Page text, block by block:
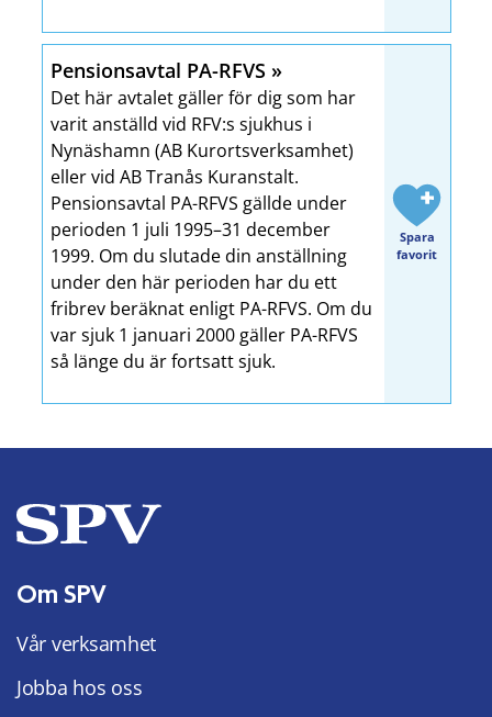
Pensionsavtal PA-RFVS
Det här avtalet gäller för dig som har
varit anställd vid RFV:s sjukhus i
Nynäshamn (AB Kurortsverksamhet)
eller vid AB Tranås Kuranstalt.
Pensionsavtal PA-RFVS gällde under
perioden 1 juli 1995–31 december
1999. Om du slutade din anställning
under den här perioden har du ett
fribrev beräknat enligt PA-RFVS. Om du
var sjuk 1 januari 2000 gäller PA-RFVS
så länge du är fortsatt sjuk.
Spara
favorit
Om SPV
Vår verksamhet
Jobba hos oss